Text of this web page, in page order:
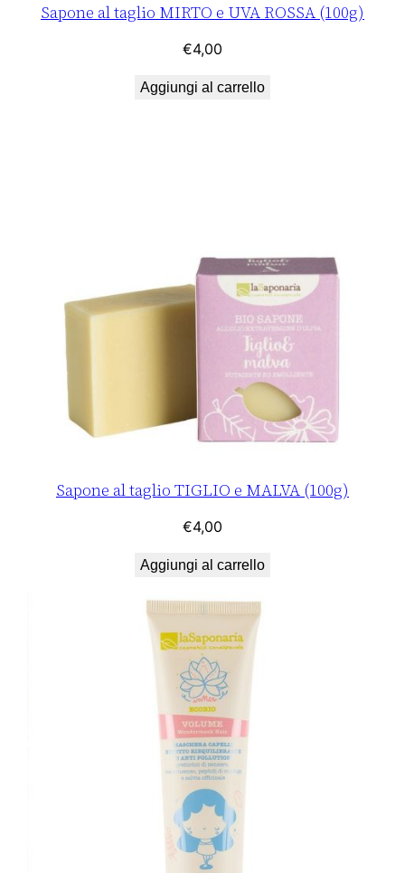
Sapone al taglio MIRTO e UVA ROSSA (100g)
€4,00
Aggiungi al carrello
Sapone al taglio TIGLIO e MALVA (100g)
€4,00
Aggiungi al carrello